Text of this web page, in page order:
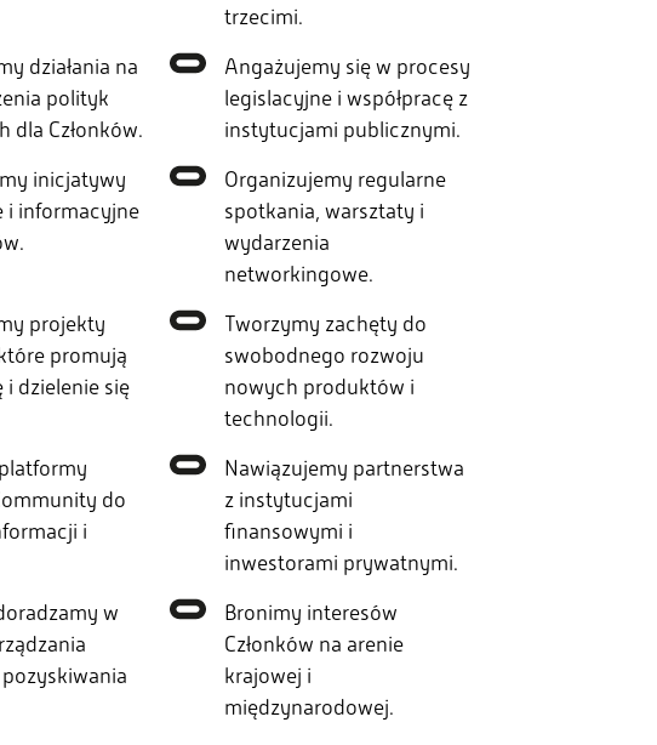
trzecimi.
działania na
polityk
dla Członków.
Angażujemy się w procesy
legislacyjne i współpracę z
instytucjami publicznymi.
inicjatywy
i informacyjne
Organizujemy regularne
spotkania, warsztaty i
wydarzenia
networkingowe.
projekty
promują
i dzielenie się
Tworzymy zachęty do
swobodnego rozwoju
nowych produktów i
technologii.
do
i
Nawiązujemy partnerstwa
z instytucjami
finansowymi i
inwestorami prywatnymi.
w
Bronimy interesów
Członków na arenie
krajowej i
międzynarodowej.